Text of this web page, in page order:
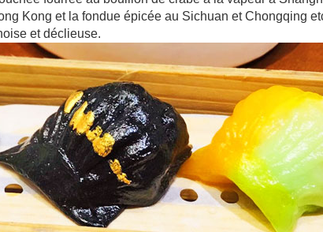
Kong et la fondue épicée au Sichuan et Chongqing
et déclieuse.